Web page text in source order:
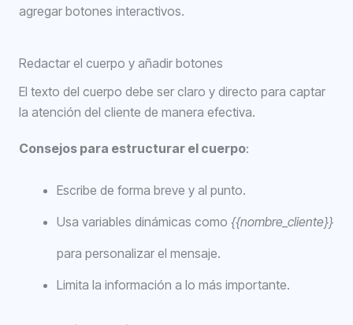
agregar botones interactivos.
Redactar el cuerpo y añadir botones
El texto del cuerpo debe ser claro y directo para captar
la atención del cliente de manera efectiva.
Consejos para estructurar el cuerpo:
Escribe de forma breve y al punto.
Usa variables dinámicas como {{nombre_cliente}}
para personalizar el mensaje.
Limita la información a lo más importante.